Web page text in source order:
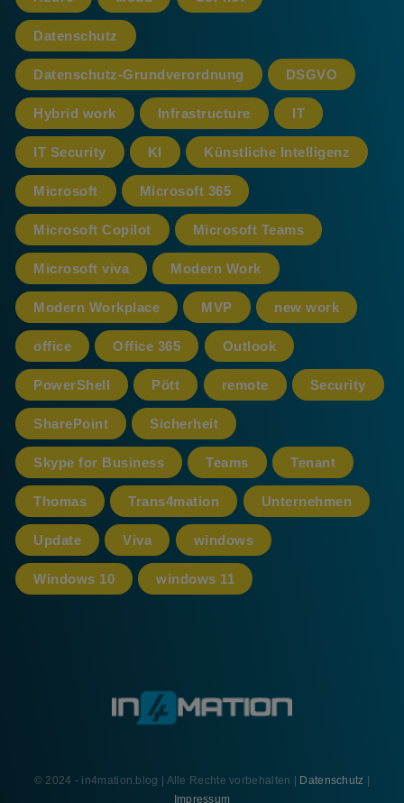
Datenschutz
Datenschutz-Grundverordnung DSGVO
Hybrid work Infrastructure IT
IT Security KI Künstliche Intelligenz
Microsoft Microsoft 365
Microsoft Copilot Microsoft Teams
Microsoft viva Modern Work
Modern Workplace MVP new work
office Office 365 Outlook
PowerShell Pött remote Security
SharePoint Sicherheit
Skype for Business Teams Tenant
Thomas Trans4mation Unternehmen
Update Viva windows
Windows 10 windows 11
© 2024 - in4mation.blog | Alle Rechte vorbehalten | Datenschutz |
Impressum